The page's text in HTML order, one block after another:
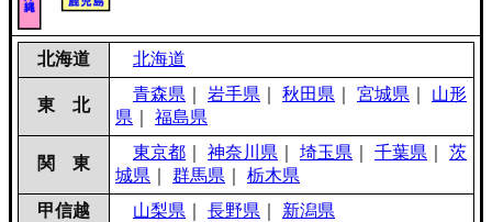
北海道 北海道
東 北
青森県 岩手県 秋田県 宮城県
山形
県
福島県
関 東
東京都 神奈川県 埼玉県 千葉県
茨
城県
群馬県
栃木県
甲信越
山梨県 長野県
新潟県